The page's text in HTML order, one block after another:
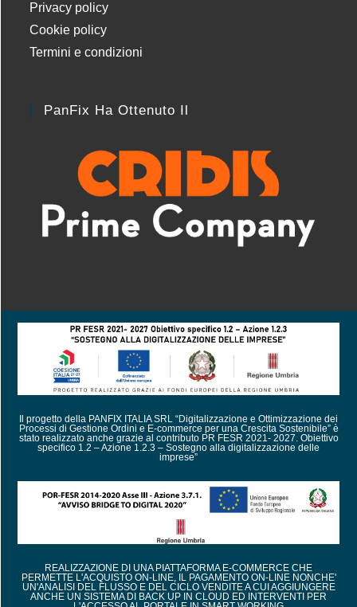
Privacy policy
Cookie policy
Termini e condizioni
PanFix Ha Ottenuto Il
Il progetto della PANFIX ITALIA SRL “Digitalizzazione e Ottimizzazione dei
Processi di Gestione Ordini e E-commerce per una Crescita Sostenibile” è
stato realizzato anche grazie al contributo PR FESR 2021- 2027. Obiettivo
specifico 1.2 – Azione 1.2.3 – Sostegno alla digitalizzazione delle
imprese”
REALIZZAZIONE DI UNA PIATTAFORMA E-COMMERCE CHE
PERMETTE L'ACQUISTO ON-LINE, IL PAGAMENTO ON-LINE NONCHE'
UN'ANALISI DEL FLUSSO E DEL CICLO VENDITE A CUI AGGIUNGERE
ANCHE UN SISTEMA DI BACK UP IN CLOUD ED INTERVENTI PER